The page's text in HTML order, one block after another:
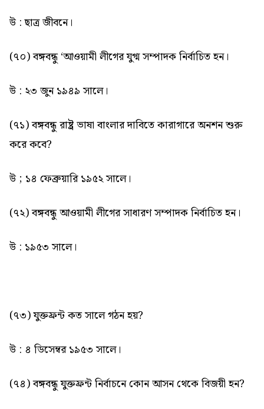
উ : ছাত্র জীবনে।
(৭০) বঙ্গবন্ধু ‘আওয়ামী লীগের যুগ্ম সম্পাদক নির্বাচিত হন।
উ : ২৩ জুন ১৯৪৯ সালে।
(৭১) বঙ্গবন্ধু রাষ্ট্র ভাষা বাংলার দাবিতে কারাগারে অনশন শুরু
করে কবে?
উ ; ১৪ ফেব্রুয়ারি ১৯৫২ সালে।
(৭২) বঙ্গবন্ধু আওয়ামী লীগের সাধারণ সম্পাদক নির্বাচিত হন।
উ : ১৯৫৩ সালে।
(৭৩) যুক্তফ্রন্ট কত সালে গঠন হয়?
উ : ৪ ডিসেম্বর ১৯৫৩ সালে।
(৭৪) বঙ্গবন্ধু যুক্তফ্রন্ট নির্বাচনে কোন আসন থেকে বিজয়ী হন?